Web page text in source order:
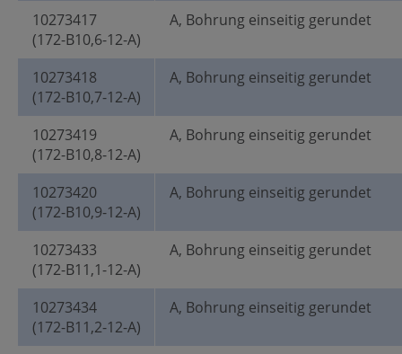
10273417
(172-B10,6-12-A)
A, Bohrung einseitig gerundet
10273418
(172-B10,7-12-A)
A, Bohrung einseitig gerundet
10273419
(172-B10,8-12-A)
A, Bohrung einseitig gerundet
10273420
(172-B10,9-12-A)
A, Bohrung einseitig gerundet
10273433
(172-B11,1-12-A)
A, Bohrung einseitig gerundet
10273434
(172-B11,2-12-A)
A, Bohrung einseitig gerundet